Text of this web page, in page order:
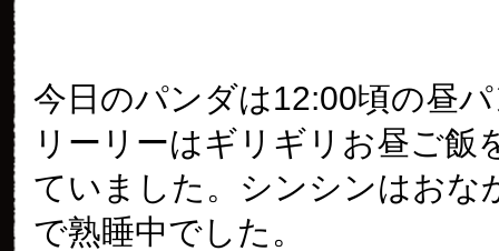
今日のパンダは12:00頃の昼
リーリーはギリギリお昼ご飯
ていました。シンシンはおな
で熟睡中でした。